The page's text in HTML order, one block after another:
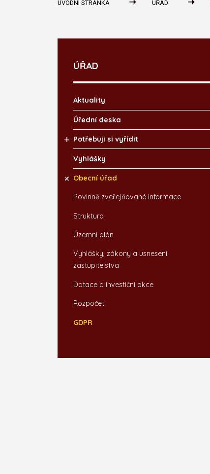
ÚVODNÍ STRÁNKA ÚŘAD
ÚŘAD
Aktuality
Úřední deska
Potřebuji si vyřídit
Vyhlášky
Obecní úřad
Povinně zveřejňované informace
Struktura
Územní plán
Vyhlášky, zákony a usnesení
zastupitelstva
Dotace a investiční akce
Rozpočet
GDPR